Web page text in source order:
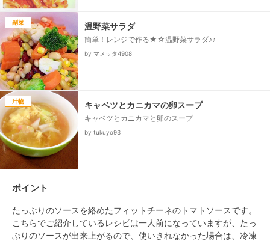
副菜 温野菜サラダ
簡単！レンジで作る★☆温野菜サラダ♪♪
by マメッタ4908
汁物 キャベツとカニカマの卵スープ
キャベツとカニカマと卵のスープ
by tukuyo93
ポイント
たっぷりのソースを絡めたフィットチーネのトマトソースです。
こちらでご紹介しているレシピは一人前になっていますが、たっ
ぷりのソースが出来上がるので、使いきれなかった場合は、冷凍